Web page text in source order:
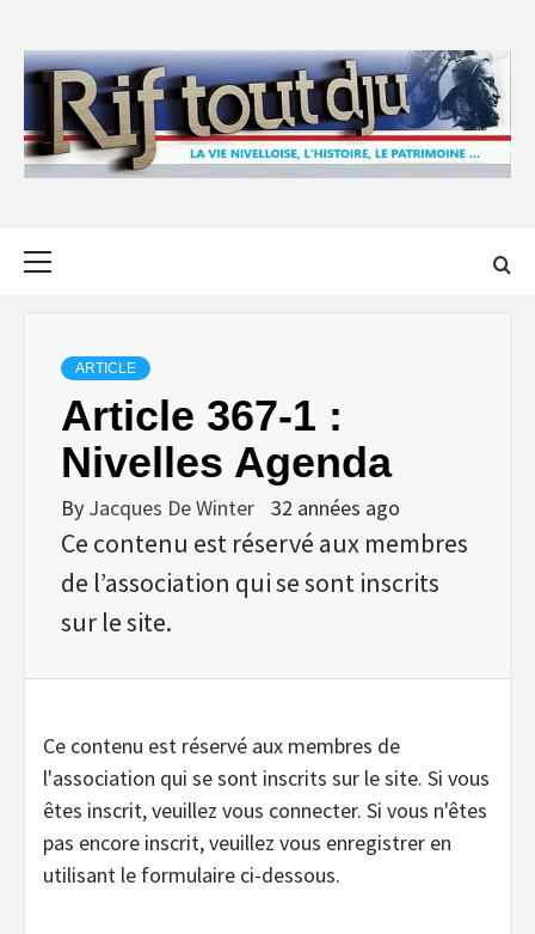
content
ARTICLE
Article 367-1 :
Nivelles Agenda
By Jacques De Winter 32 années ago
Ce contenu est réservé aux membres
de l’association qui se sont inscrits
sur le site.
Ce contenu est réservé aux membres de
l'association qui se sont inscrits sur le site. Si vous
êtes inscrit, veuillez vous connecter. Si vous n'êtes
pas encore inscrit, veuillez vous enregistrer en
utilisant le formulaire ci-dessous.